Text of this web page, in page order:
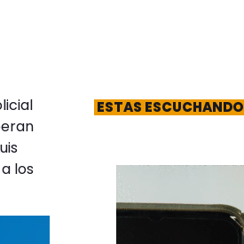
los
ESTAS ESCUCHANDO